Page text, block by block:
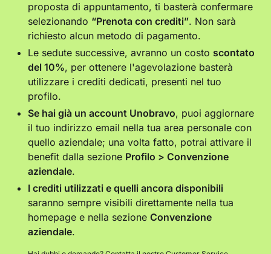
proposta di appuntamento, ti basterà confermare
selezionando “Prenota con crediti”. Non sarà
richiesto alcun metodo di pagamento.
Le sedute successive, avranno un costo scontato
del 10%, per ottenere l'agevolazione basterà
utilizzare i crediti dedicati, presenti nel tuo
profilo.
Se hai già un account Unobravo, puoi aggiornare
il tuo indirizzo email nella tua area personale con
quello aziendale; una volta fatto, potrai attivare il
benefit dalla sezione Profilo > Convenzione
aziendale.
I crediti utilizzati e quelli ancora disponibili
saranno sempre visibili direttamente nella tua
homepage e nella sezioneConvenzione
aziendale.